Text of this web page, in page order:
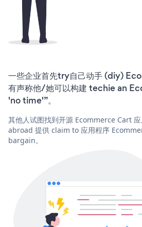
一些企业首先try自己动手 (diy)
有声称他/她可以构建 techie an
'no time'”。
其他人试图找到开源 Ecommerce Cart
abroad 提供 claim to 应用程序
bargain。